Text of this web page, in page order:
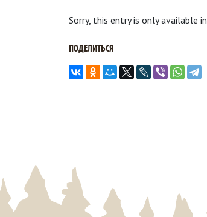
Sorry, this entry is only available in
ПОДЕЛИТЬСЯ